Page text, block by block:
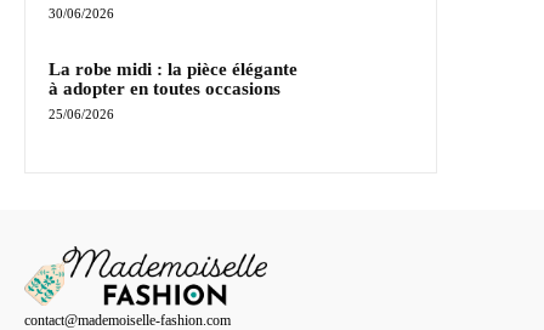
30/06/2026
La robe midi : la pièce élégante
à adopter en toutes occasions
25/06/2026
contact@mademoiselle-fashion.com